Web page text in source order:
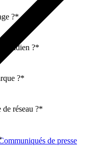
de presse
?*
?*
?*
réseau ?*